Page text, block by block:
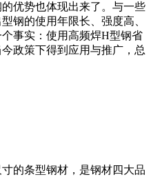
优势也体现出来了。与一些
钢的使用年限长、强度高、
事实：使用高频焊H型钢省
政策下得到应用与推广，总
的条型钢材，是钢材四大品